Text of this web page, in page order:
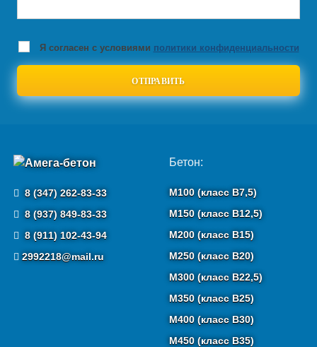
Я согласен с условиями политики конфиденциальности
8 (347) 262-83-33
8 (937) 849-83-33
8 (911) 102-43-94
2992218@mail.ru
Бетон:
М100 (класс B7,5)
М150 (класс B12,5)
М200 (класс B15)
М250 (класс B20)
М300 (класс B22,5)
М350 (класс B25)
М400 (класс B30)
М450 (класс B35)